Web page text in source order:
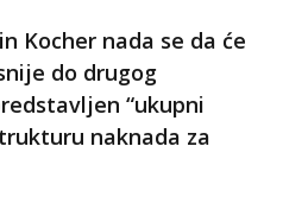
Kocher nada se da će
do drugog
“ukupni
naknada za